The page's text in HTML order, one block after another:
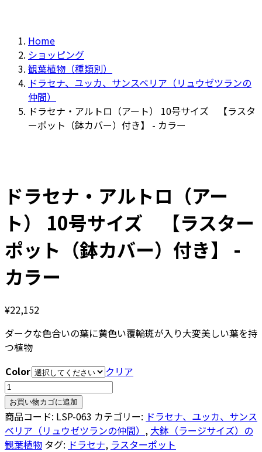
Home
ショッピング
観葉植物（種類別）
ドラセナ、ユッカ、サンスベリア（リュウゼツランの
仲間）
ドラセナ・アルトロ（アート） 10号サイズ 【ラスタ
ーポット（鉢カバー）付き】 - カラー
ドラセナ・アルトロ（アー
ト） 10号サイズ 【ラスター
ポット（鉢カバー）付き】 -
カラー
¥22,152
ダークな色合いの葉に黄色い覆輪斑が入り大変美しい葉を持
つ植物
Color
クリア
ド
ラ
セ
ナ・
ア
お買い物カゴに追加
商品コード: LSP-063 カテゴリー: ドラセナ、ユッカ、サンス
ベリア（リュウゼツランの仲間） , 大鉢（ラージサイズ）の
観葉植物 タグ: ドラセナ, ラスターポット